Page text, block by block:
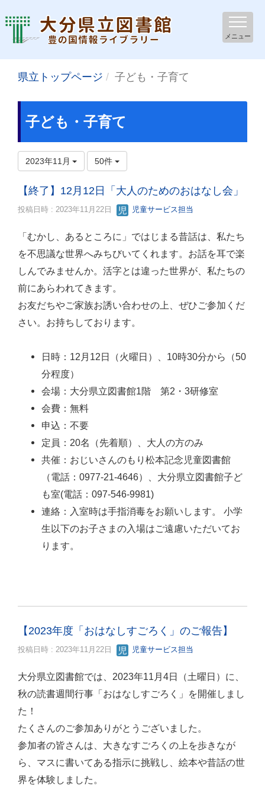
メニュー
県立トップページ 子ども・子育て
子ども・子育て
2023年11月 50件
【終了】12月12日「大人のためのおはなし会」
投稿日時 : 2023年11月22日 児童サービス担当
「むかし、あるところに」ではじまる昔話は、私たち
を不思議な世界へみちびいてくれます。お話を耳で楽
しんでみませんか。活字とは違った世界が、私たちの
前にあらわれてきます。
お友だちやご家族お誘い合わせの上、ぜひご参加くだ
さい。お持ちしております。
日時：12月12日（火曜日）、10時30分から（50
分程度）
会場：大分県立図書館1階 第2・3研修室
会費：無料
申込：不要
定員：20名（先着順）、大人の方のみ
共催：おじいさんのもり松本記念児童図書館
（電話：0977-21-4646）、大分県立図書館子ど
も室(電話：097-546-9981)
連絡：入室時は手指消毒をお願いします。 小学
生以下のお子さまの入場はご遠慮いただいてお
ります。
【2023年度「おはなしすごろく」のご報告】
投稿日時 : 2023年11月22日 児童サービス担当
大分県立図書館では、2023年11月4日（土曜日）に、
秋の読書週間行事「おはなしすごろく」を開催しまし
た！
たくさんのご参加ありがとうございました。
参加者の皆さんは、大きなすごろくの上を歩きなが
ら、マスに書いてある指示に挑戦し、絵本や昔話の世
界を体験しました。